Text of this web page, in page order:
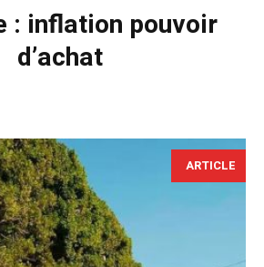
: inflation pouvoir
d’achat
ARTICLE